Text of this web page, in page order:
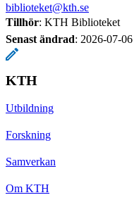
biblioteket@kth.se
Tillhör: KTH Biblioteket
Senast ändrad: 2026-07-06
KTH
Utbildning
Forskning
Samverkan
Om KTH